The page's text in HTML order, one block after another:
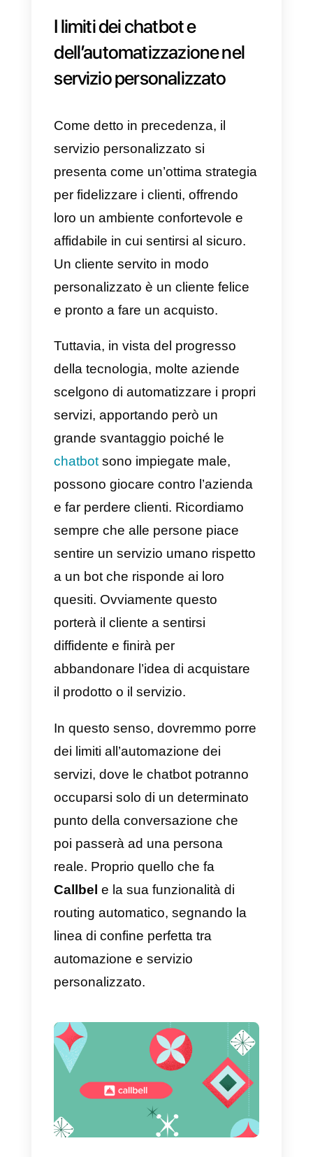
Esempi di servizi
personalizzati
Amazon
Amazonsi è sempre distinto per
offrire un servizio e un supporto
eccezionale. Questo è dovuto
proprio al servizio personalizzato
offerto, dando ai propri clienti la
possibilità di essere contattati
tramite chiamata, messaggio e
live chat. Questo è sicuramente
un grande vantaggio rispetto a
molte aziende che, al contrario,
non offrono questo tipo di
servizio.
Nike
Nike
è un’altra azienda che offre
un servizio personalizzato,
molte delle loro scarpe possono
essere modificate e
personalizzate a piacere, avendo
la possibilità di scrivere il proprio
nome sul tessuto direttamente
loro sito web. Questo offre
sicuramente un valore aggiunto
Starbucks
Starbucksha sempre fatto la
differenza proprio grazie al
servizio personalizzato offerto. La